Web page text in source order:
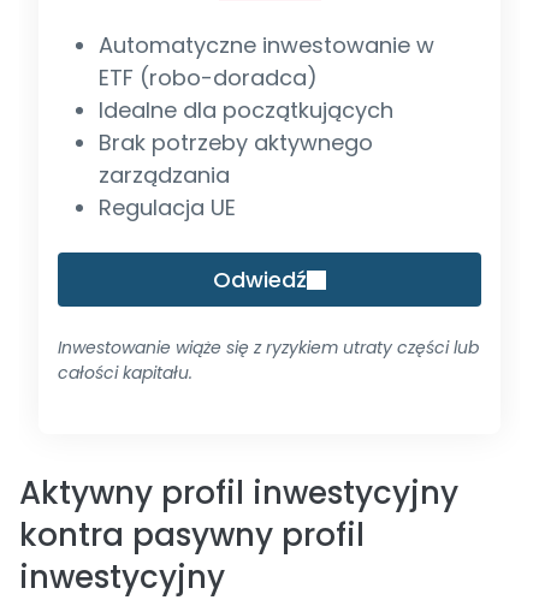
Automatyczne inwestowanie w
ETF (robo-doradca)
Idealne dla początkujących
Brak potrzeby aktywnego
zarządzania
Regulacja UE
Odwiedź
Inwestowanie wiąże się z ryzykiem utraty części lub
całości kapitału.
Aktywny profil inwestycyjny
kontra pasywny profil
inwestycyjny